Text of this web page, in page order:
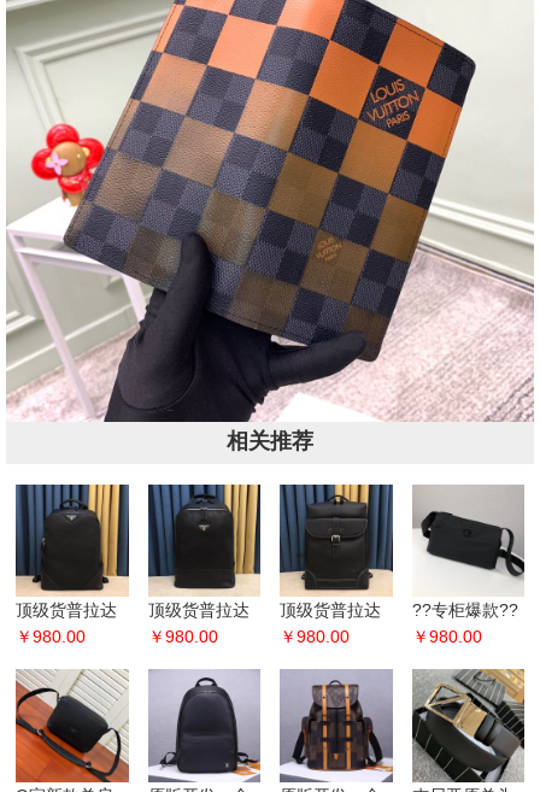
相关推荐
顶级货普拉达
双肩背包??经
拉、无添加任
何效果）顶级
￥980.00
顶级货普拉达
双肩背包??经
拉、无添加任
何效果）顶级
￥980.00
顶级货普拉达
双肩背包??经
拉、无添加任
何效果）顶级
￥980.00
??专柜爆款??
2020春夏专柜
专柜在售欧版
超软
￥980.00